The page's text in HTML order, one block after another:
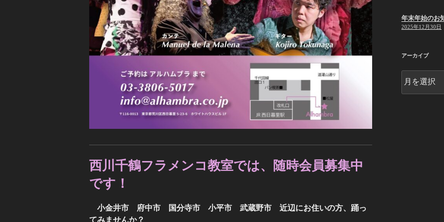
西川千鶴フラメンコ教室では、随時会員募集中
です！
小金井市 府中市 国分寺市 小平市 武蔵野市 近辺にお住いの方、踊っ
てみませんか？
年末年始のお
2025年12月30日
アーカイブ
ー
カ